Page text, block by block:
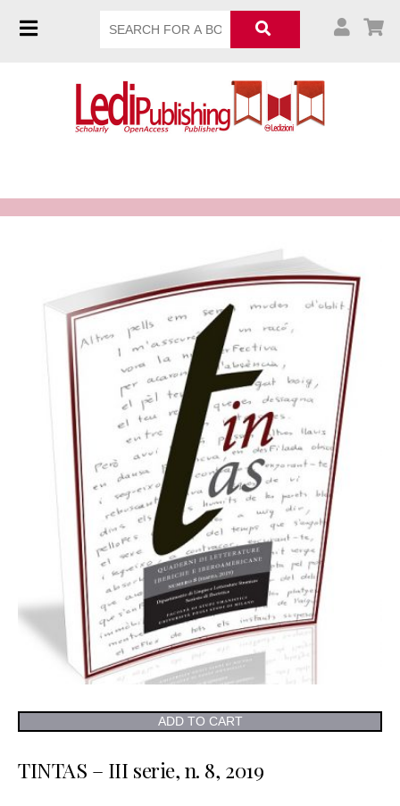
ADD TO CART
TINTAS – III serie, n. 8, 2019